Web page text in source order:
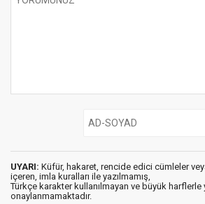
UYARI: Küfür, hakaret, rencide edici cümleler
içeren, imla kuralları ile yazılmamış,
Türkçe karakter kullanılmayan ve büyük harflerle
onaylanmamaktadır.